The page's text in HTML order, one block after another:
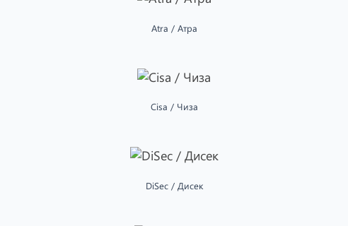
Atra / Атра
Cisa / Чиза
DiSec / Дисек